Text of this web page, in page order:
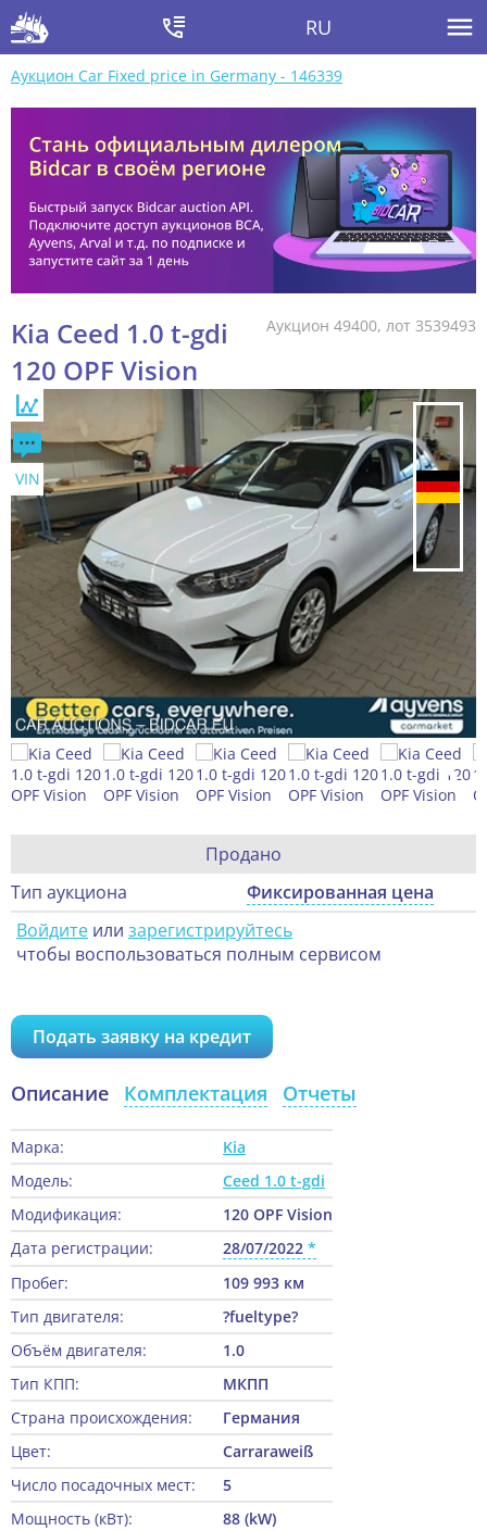
RU
Аукцион Car Fixed price in Germany - 146339
Аукцион 49400, лот 3539493
Kia Ceed 1.0 t-gdi
120 OPF Vision
VIN
Продано
Тип аукциона
Фиксированная цена
Войдите или зарегистрируйтесь
чтобы воспользоваться полным сервисом
Подать заявку на кредит
Описание Комплектация Отчеты
Марка:
Kia
Модель:
Ceed 1.0 t-gdi
Модификация:
120 OPF Vision
Дата регистрации:
28/07/2022
Пробег:
109 993 км
Тип двигателя:
?fueltype?
Объём двигателя:
1.0
Тип КПП:
МКПП
Страна происхождения:
Германия
Цвет:
Carraraweiß
Число посадочных мест:
5
Мощность (кВт):
88 (kW)